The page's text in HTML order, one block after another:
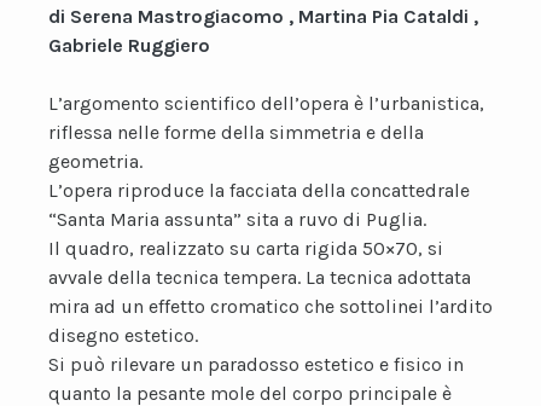
di Serena Mastrogiacomo , Martina Pia Cataldi ,
Gabriele Ruggiero
L’argomento scientifico dell’opera è l’urbanistica,
riflessa nelle forme della simmetria e della
geometria.
L’opera riproduce la facciata della concattedrale
“Santa Maria assunta” sita a ruvo di Puglia.
Il quadro, realizzato su carta rigida 50×70, si
avvale della tecnica tempera. La tecnica adottata
mira ad un effetto cromatico che sottolinei l’ardito
disegno estetico.
Si può rilevare un paradosso estetico e fisico in
quanto la pesante mole del corpo principale è